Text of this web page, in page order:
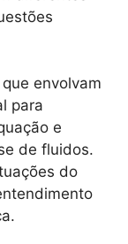
envolvam
para
e
de fluidos.
do